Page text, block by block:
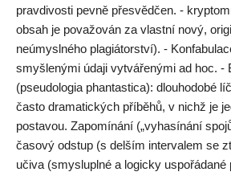
pravdivosti pevně přesvědčen. -
obsah je považován za vlastní nový,
neúmyslného plagiátorství). -
smyšlenými údaji vytvářenými ad hoc. -
(pseudologia phantastica): dlouhodobé
často dramatických příběhů, v nichž je
postavou. Zapomínání („vyhasínání
časový odstup (s delším intervalem se
učiva (smysluplné a logicky uspořádané